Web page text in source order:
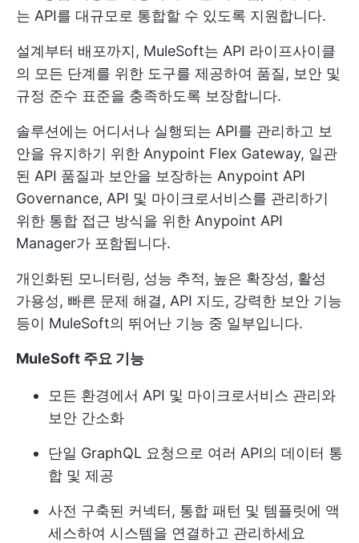
는 API를 대규모로 통합할 수 있도록 지원합니다.
설계부터 배포까지, MuleSoft는 API 라이프사이클
의 모든 단계를 위한 도구를 제공하여 품질, 보안 및
규정 준수 표준을 충족하도록 보장합니다.
솔루션에는 어디서나 실행되는 API를 관리하고 보
안을 유지하기 위한 Anypoint Flex Gateway, 일관
된 API 품질과 보안을 보장하는 Anypoint API
Governance, API 및 마이크로서비스를 관리하기
위한 통합 접근 방식을 위한 Anypoint API
Manager가 포함됩니다.
개인화된 모니터링, 성능 추적, 높은 확장성, 활성
가용성, 빠른 문제 해결, API 지도, 강력한 보안 기능
등이 MuleSoft의 뛰어난 기능 중 일부입니다.
MuleSoft 주요 기능
모든 환경에서 API 및 마이크로서비스 관리와
보안 간소화
단일 GraphQL 요청으로 여러 API의 데이터 통
합 및 제공
사전 구축된 커넥터, 통합 패턴 및 템플릿에 액
세스하여 시스템을 연결하고 관리하세요